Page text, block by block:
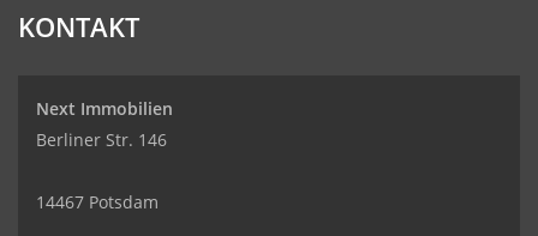
KONTAKT
Next Immobilien
Berliner Str. 146
14467 Potsdam